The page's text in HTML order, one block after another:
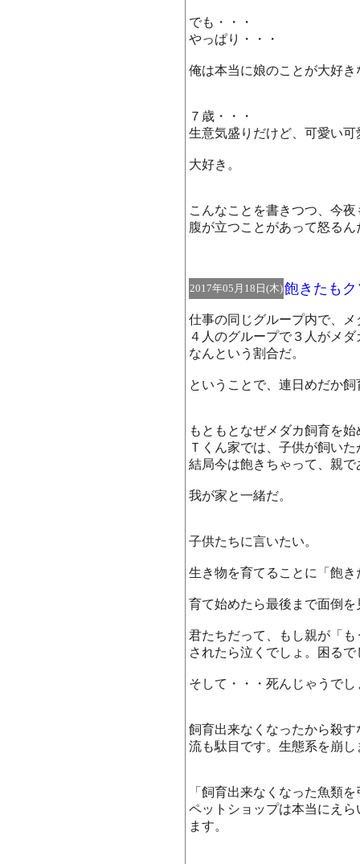
でも・・・
やっぱり・・・
俺は本当に娘のことが大好
７歳・・・
生意気盛りだけど、可愛い
大好き。
こんなことを書きつつ、今
腹が立つことがあって怒る
2017年05月18日(木)飽きたも
仕事の同じグループ内で、
４人のグループで３人がメ
なんという割合だ。
ということで、連日めだか
もともとなぜメダカ飼育を
Ｔくん家では、子供が飼い
結局今は飽きちゃって、親
我が家と一緒だ。
子供たちに言いたい。
生き物を育てることに「飽
育て始めたら最後まで面倒を
君たちだって、もし親が「
されたら泣くでしょ。困るで
そして・・・死んじゃうでし
飼育出来なくなったから殺
流も駄目です。生態系を崩し
「飼育出来なくなった魚類
ペットショップは本当にえ
ます。